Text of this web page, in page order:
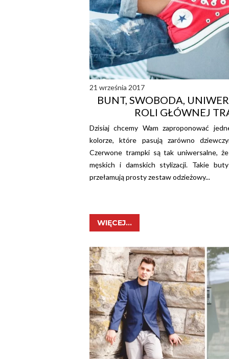
21 września 2017
BUNT, SWOBODA,
ROLI GŁÓWNEJ
Dzisiaj chcemy Wam zaproponować
kolorze, które pasują zarówno
Czerwone trampki są tak uniwersalne,
męskich i damskich stylizacji. Takie
przełamują prosty zestaw odzieżowy...
WIĘCEJ...